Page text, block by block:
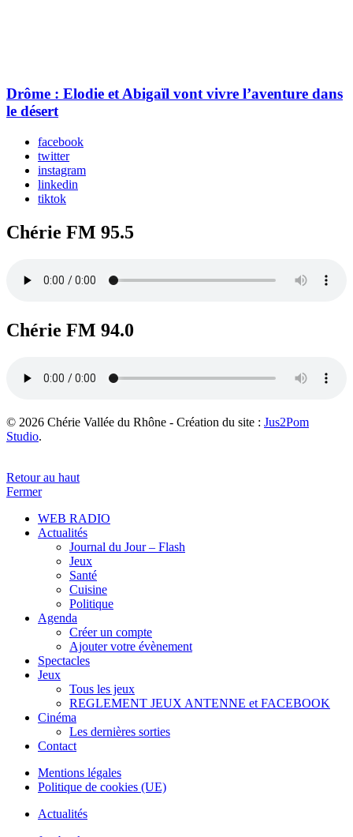
Drôme : Elodie et Abigaïl vont vivre l’aventure dans
le désert
facebook
twitter
instagram
linkedin
tiktok
Chérie FM 95.5
Chérie FM 94.0
© 2026 Chérie Vallée du Rhône - Création du site : Jus2Pom
Studio.
Retour au haut
Fermer
WEB RADIO
Actualités
Journal du Jour – Flash
Jeux
Santé
Cuisine
Politique
Agenda
Créer un compte
Ajouter votre évènement
Spectacles
Jeux
Tous les jeux
REGLEMENT JEUX ANTENNE et FACEBOOK
Cinéma
Les dernières sorties
Contact
Mentions légales
Politique de cookies (UE)
Actualités